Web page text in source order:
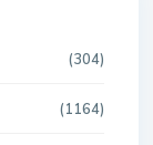
(304)
(1164)